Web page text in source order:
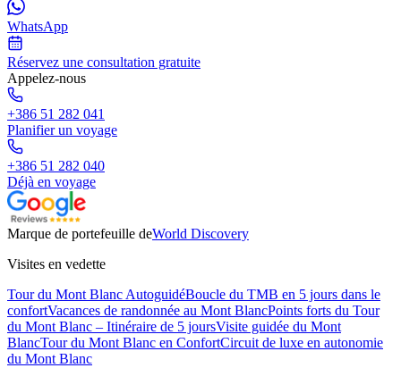
WhatsApp
Réservez une consultation gratuite
Appelez-nous
+386 51 282 041
Planifier un voyage
+386 51 282 040
Déjà en voyage
Marque de portefeuille deWorld Discovery
Visites en vedette
Tour du Mont Blanc AutoguidéBoucle du TMB en 5 jours dans le
confortVacances de randonnée au Mont BlancPoints forts du Tour
du Mont Blanc – Itinéraire de 5 joursVisite guidée du Mont
BlancTour du Mont Blanc en ConfortCircuit de luxe en autonomie
du Mont Blanc